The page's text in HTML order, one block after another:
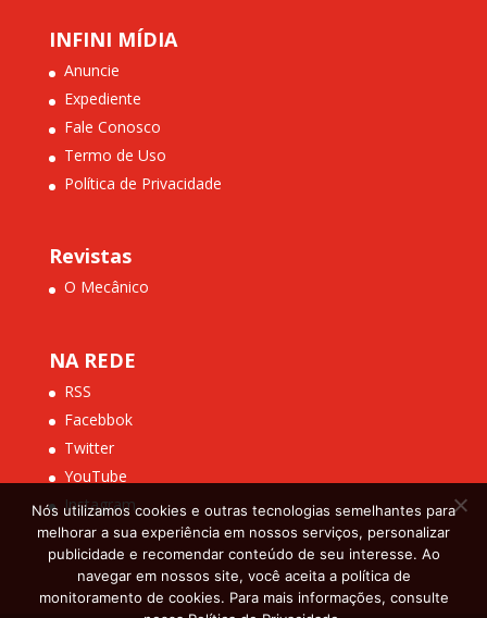
INFINI MÍDIA
Anuncie
Expediente
Fale Conosco
Termo de Uso
Política de Privacidade
Revistas
O Mecânico
NA REDE
RSS
Facebbok
Twitter
YouTube
Instagram
Nós utilizamos cookies e outras tecnologias semelhantes para
melhorar a sua experiência em nossos serviços, personalizar
publicidade e recomendar conteúdo de seu interesse. Ao
navegar em nossos site, você aceita a política de
monitoramento de cookies. Para mais informações, consulte